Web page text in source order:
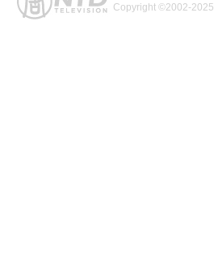
Copyright ©2002-2025